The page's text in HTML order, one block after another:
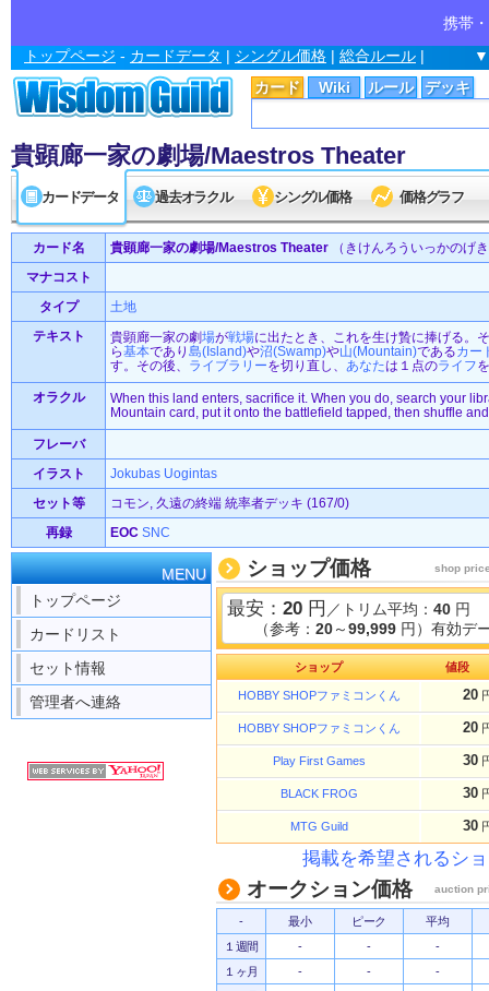
携帯
カード Wiki ルール デッキ
トップページ - カードデータ | シングル価格 | 総合ルール |
貴顕廊一家の劇場/Maestros Theater
カードデータ 過去オラクル シングル価格 価格グラフ
カード名 貴顕廊一家の劇場/Maestros Theater （きけんろういっかのげ
マナコスト
タイプ
土地
テキスト
貴顕廊一家の劇場が戦場に出たとき、これを生け贄に捧げる。
ら基本であり 島(Island)や沼(Swamp)や山(Mountain)であるカー
す。その後、 ライブラリーを切り直し、 あなたは１点のライフ
オラクル
When this land enters, sacrifice it. When you do, search your
Mountain card, put it onto the battlefield tapped, then shuffle
フレーバ
イラスト
Jokubas Uogintas
セット等
コモン, 久遠の終端 統率者デッキ (167/0)
再録
EOC SNC
MENU
トップページ
カードリスト
セット情報
管理者へ連絡
ショップ価格 shop
最安： 20 円 ／トリム平均： 40 円
（参考： 20～99,999 円）有効デ
ショップ 値段
HOBBY SHOPファミコンくん 20
HOBBY SHOPファミコンくん 20
Play First Games 30
BLACK FROG 30
MTG Guild 30
掲載を希望されるシ
オークション価格 auction
- 最小 ピーク
平均
１週間
- -
-
１ヶ月
- -
-